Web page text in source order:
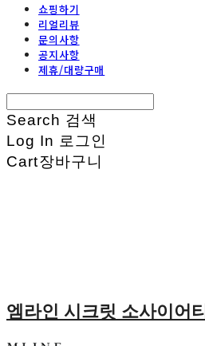
쇼핑하기
리얼리뷰
문의사항
공지사항
제휴/대량구매
Search 검색
Log In 로그인
Cart장바구니
엠라인 시크릿 소사이어티